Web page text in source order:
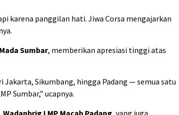
karena panggilan hati. Jiwa Corsa mengajarkan
Sumbar, memberikan apresiasi tinggi atas
Jakarta, Sikumbang, hingga Padang — semua satu
Sumbar,” ucapnya.
, Wadanbrig LMP Macab Padang, yang juga